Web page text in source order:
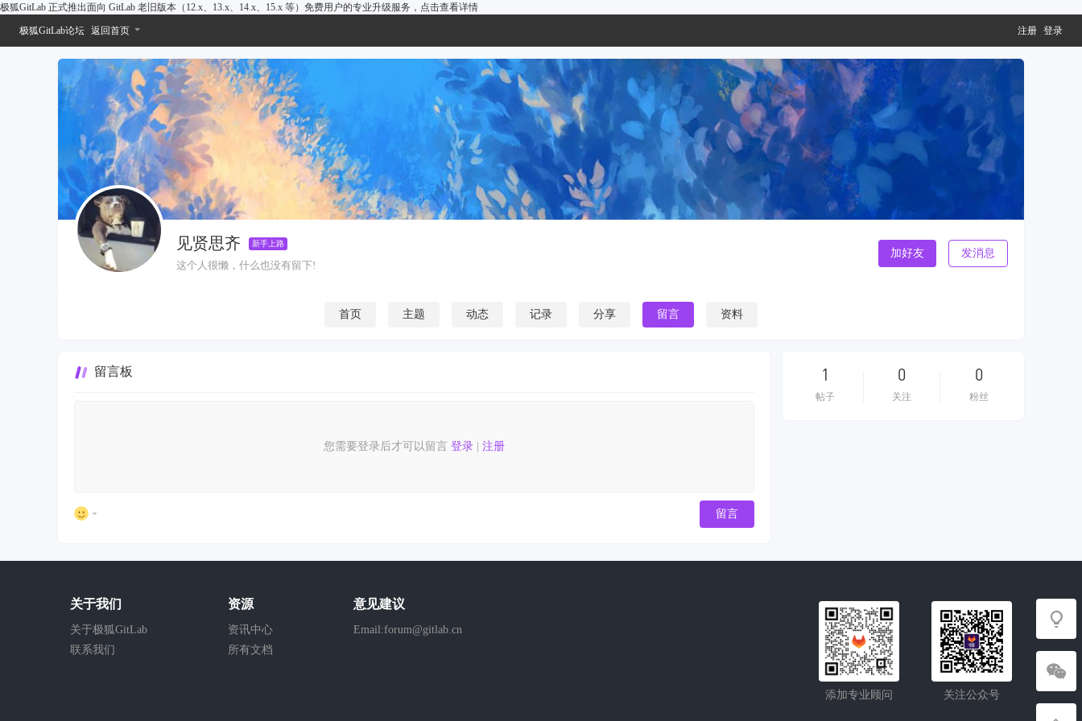
极狐GitLab 正式推出面向 GitLab 老旧版本（12.x、13.x、14.x、15.x 等）免费用户的专业升级服务， 点击查看详情
注册 登录
极狐GitLab论坛 返回首页
加好友 发消息
见贤思齐 新手上路
这个人很懒，什么也没有留下!
首页 主题 动态 记录 分享 留言 资料
留言板
您需要登录后才可以留言 登录 注册
留言
1
帖子
0
关注
0
粉丝
关于我们
关于极狐GitLab
联系我们
资源
资讯中心
所有文档
意见建议
Email:forum@gitlab.cn
关注公众号
添加专业顾问